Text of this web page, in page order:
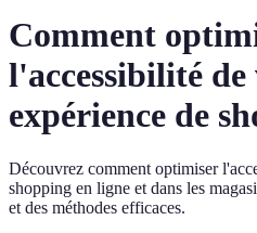
Comment
l'accessibilité de
expérience de
Découvrez comment optimiser
shopping en ligne et dans les
et des méthodes efficaces.